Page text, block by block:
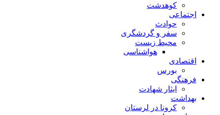
کوهدشت
اجتماعی
حوادث
سفر و گردشگری
محیط زیست
هواشناسی
اقتصادی
بورس
فرهنگی
ایثار شهادت
بهداشت
کرونا در لرستان